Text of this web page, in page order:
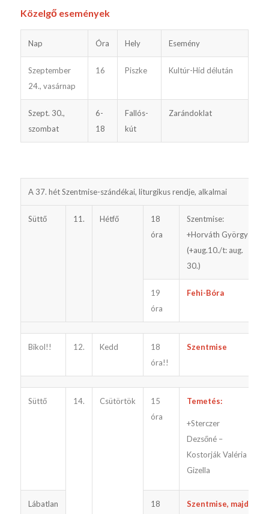
Közelgő események
Nap Óra Hely Esemény
Szeptember
24., vasárnap
16 Piszke Kultúr-Híd délután
Szept. 30.,
szombat
6-
18
Fallós-
kút
Zarándoklat
A 37. hét Szentmise-szándékai, liturgikus rendje, alkalmai
Süttő 11. Hétfő
18
óra
Szentmise:
+Horváth György
(+aug.10./t: aug.
30.)
19
óra
Fehi-Bóra
Bikol!! 12. Kedd
18
óra!!
Szentmise
Süttő 14. Csütörtök
15
óra
Temetés:
+Sterczer
Dezsőné –
Kostorják Valéria
Gizella
Lábatlan
18
Szentmise, majd